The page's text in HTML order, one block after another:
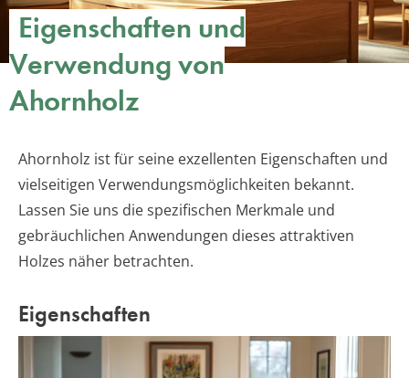
Eigenschaften und
Verwendung von
Ahornholz
Ahornholz ist für seine exzellenten Eigenschaften und
vielseitigen Verwendungsmöglichkeiten bekannt.
Lassen Sie uns die spezifischen Merkmale und
gebräuchlichen Anwendungen dieses attraktiven
Holzes näher betrachten.
Eigenschaften